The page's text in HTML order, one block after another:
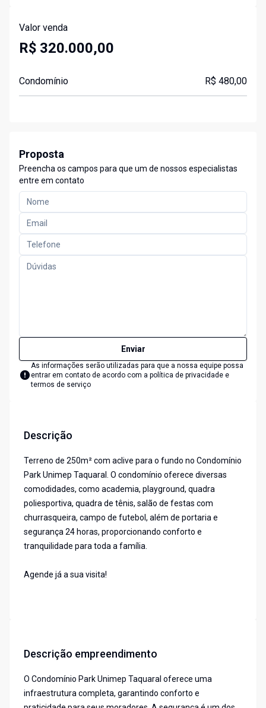
Valor venda
R$ 320.000,00
Condomínio R$ 480,00
Proposta
Preencha os campos para que um de nossos especialistas
entre em contato
Enviar
As informações serão utilizadas para que a nossa equipe possa
entrar em contato de acordo com a política de privacidade e
termos de serviço
Descrição
Terreno de 250m² com aclive para o fundo no Condomínio
Park Unimep Taquaral. O condomínio oferece diversas
comodidades, como academia, playground, quadra
poliesportiva, quadra de tênis, salão de festas com
churrasqueira, campo de futebol, além de portaria e
segurança 24 horas, proporcionando conforto e
tranquilidade para toda a família.
Agende já a sua visita!
Descrição empreendimento
O Condomínio Park Unimep Taquaral oferece uma
infraestrutura completa, garantindo conforto e